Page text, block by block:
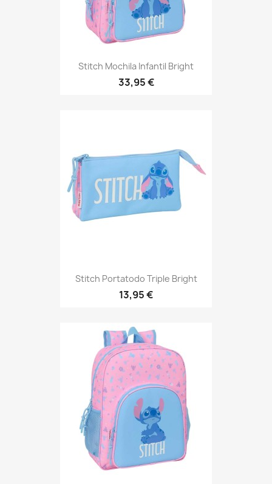
Stitch Mochila Infantil Bright
33,95 €
Stitch Portatodo Triple Bright
13,95 €